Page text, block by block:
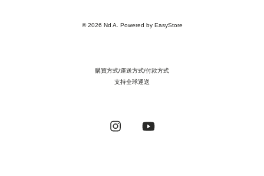
© 2026 Nd A. Powered by EasyStore
購買方式/運送方式/付款方式
支持全球運送
Instagram